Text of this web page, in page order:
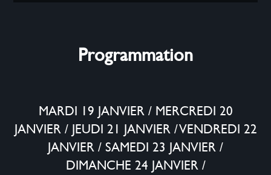
Programmation
MARDI 19 JANVIER / MERCREDI 20
JANVIER / JEUDI 21 JANVIER /VENDREDI 22
JANVIER / SAMEDI 23 JANVIER /
DIMANCHE 24 JANVIER /